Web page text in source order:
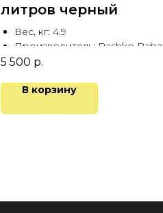
литров черный
Вес, кг: 4.9
Производитель: Rashko Baba
Для компании из 10-14 человек
5 500 р.
В корзину